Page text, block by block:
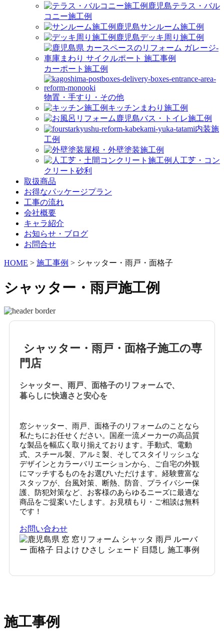
テラス・バル
コニー施工例
サンルーム施工例
デッキ周り施工例
カーポート施工例
物置・手すり・その他
キッチンまわり施工例
バス・トイレ施工例
内装施
工例
屋根・外壁塗装施工例
人工芝・コン
クリート砂利
取扱商品
お得なパッケージプラン
工事の流れ
会社概要
キャラ紹介
お知らせ・ブログ
お問合せ
HOME > 施工事例 > シャッター・雨戸・面格子
シャッター・雨戸施工例
シャッター・雨戸・面格子施工の専
門店
シャッター、雨戸、面格子のリフォームで、
暮らしに快適さと安心を
窓シャッター、雨戸、面格子のリフォームのことなら
私たちにお任せください。国産一流メーカーの高品質
な製品を幅広く取り揃えております。手動式、電動
式、スチール製、アルミ製、そしてスタイリッシュな
デザインとカラーバリエーションから、ご自宅の外観
にマッチするものをお選びいただけます。経験豊富な
スタッフが、台風対策、断熱、防音、プライバシー保
護、防犯対策など、お客様のあらゆるニーズに最適な
商品をご提案いたします。お見積もり・ご相談は無料
です！
お問い合わせ
施工事例